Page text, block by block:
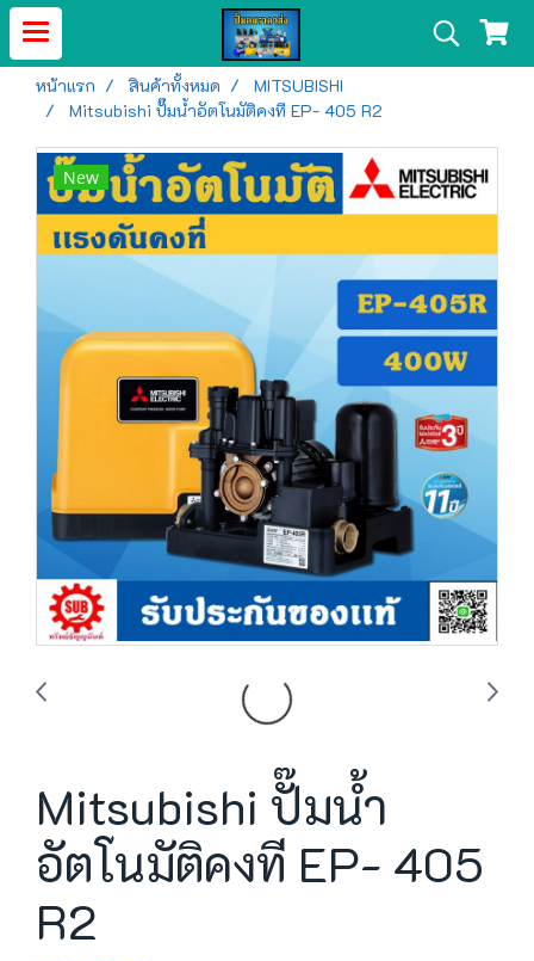
หน้าแรก สินค้าทั้งหมด
MITSUBISHI
Mitsubishi ปั๊มน้ำอัตโนมัติคงที EP- 405 R2
New
Mitsubishi ปั๊มน้ำ
อัตโนมัติคงที EP- 405
R2